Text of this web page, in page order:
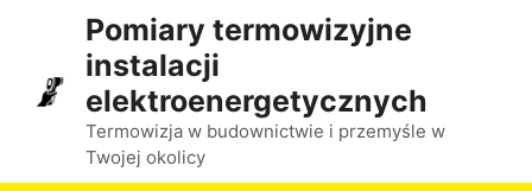
treści
Pomiary termowizyjne
instalacji
elektroenergetycznych
Termowizja w budownictwie i przemyśle w
Twojej okolicy